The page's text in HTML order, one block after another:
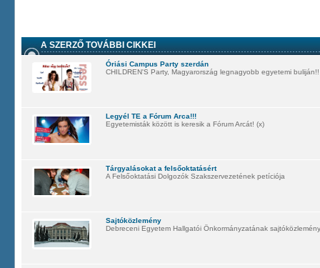
A SZERZŐ TOVÁBBI CIKKEI
Óriási Campus Party szerdán
CHILDREN'S Party, Magyarország legnagyobb egyetemi buliján!!
Legyél TE a Fórum Arca!!!
Egyetemisták között is keresik a Fórum Arcát! (x)
Tárgyalásokat a felsőoktatásért
A Felsőoktatási Dolgozók Szakszervezetének petíciója
Sajtóközlemény
Debreceni Egyetem Hallgatói Önkormányzatának